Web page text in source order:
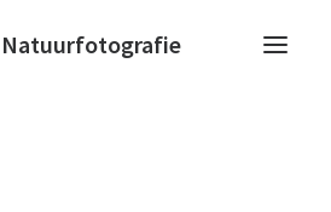
Natuurfotografie